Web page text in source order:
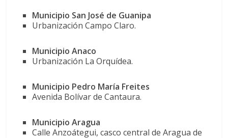
Municipio San José de Guanipa
Urbanización Campo Claro.
Municipio Anaco
Urbanización La Orquídea.
Municipio Pedro María Freites
Avenida Bolívar de Cantaura.
Municipio Aragua
Calle Anzoátegui, casco central de Aragua de